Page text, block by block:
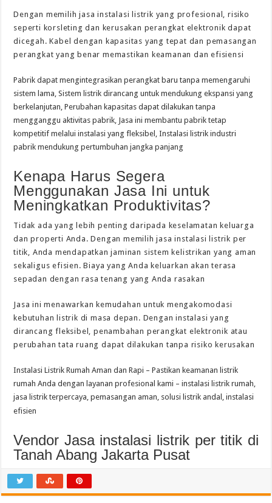
Dengan memilih jasa instalasi listrik yang profesional, risiko
seperti korsleting dan kerusakan perangkat elektronik dapat
dicegah. Kabel dengan kapasitas yang tepat dan pemasangan
perangkat yang benar memastikan keamanan dan efisiensi
Pabrik dapat mengintegrasikan perangkat baru tanpa memengaruhi
sistem lama, Sistem listrik dirancang untuk mendukung ekspansi yang
berkelanjutan, Perubahan kapasitas dapat dilakukan tanpa
mengganggu aktivitas pabrik, Jasa ini membantu pabrik tetap
kompetitif melalui instalasi yang fleksibel, Instalasi listrik industri
pabrik mendukung pertumbuhan jangka panjang
Kenapa Harus Segera
Menggunakan Jasa Ini untuk
Meningkatkan Produktivitas?
Tidak ada yang lebih penting daripada keselamatan keluarga
dan properti Anda. Dengan memilih jasa instalasi listrik per
titik, Anda mendapatkan jaminan sistem kelistrikan yang aman
sekaligus efisien. Biaya yang Anda keluarkan akan terasa
sepadan dengan rasa tenang yang Anda rasakan
Jasa ini menawarkan kemudahan untuk mengakomodasi
kebutuhan listrik di masa depan. Dengan instalasi yang
dirancang fleksibel, penambahan perangkat elektronik atau
perubahan tata ruang dapat dilakukan tanpa risiko kerusakan
Instalasi Listrik Rumah Aman dan Rapi – Pastikan keamanan listrik
rumah Anda dengan layanan profesional kami – instalasi listrik rumah,
jasa listrik terpercaya, pemasangan aman, solusi listrik andal, instalasi
efisien
Vendor Jasa instalasi listrik per titik di
Tanah Abang Jakarta Pusat